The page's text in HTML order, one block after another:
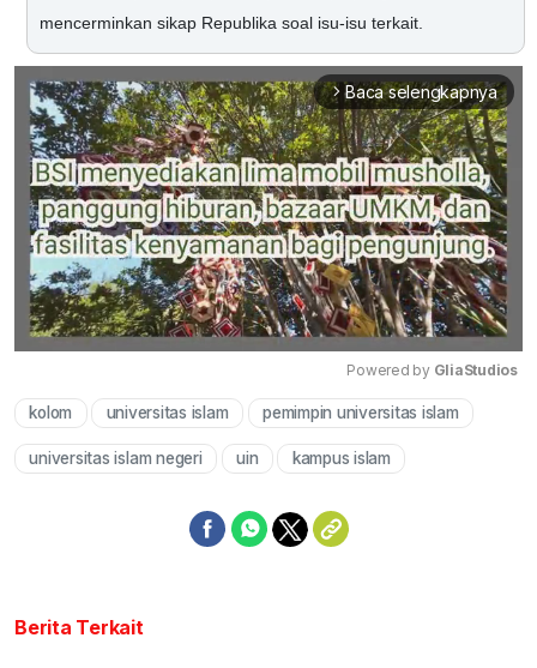
mencerminkan sikap Republika soal isu-isu terkait.
arrow_forward_ios Baca selengkapnya
Mute
Powered by GliaStudios
kolom universitas islam pemimpin universitas islam
universitas islam negeri uin kampus islam
Berita Terkait